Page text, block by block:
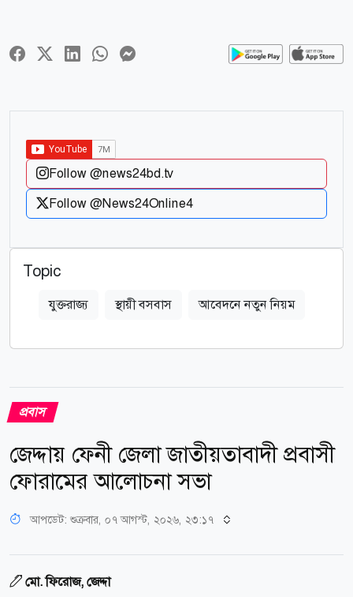
Follow @news24bd.tv
Follow @News24Online4
Topic
যুক্তরাজ্য স্থায়ী বসবাস আবেদনে নতুন নিয়ম
প্রবাস
জেদ্দায় ফেনী জেলা জাতীয়তাবাদী প্রবাসী
ফোরামের আলোচনা সভা
আপডেট: শুক্রবার, ০৭ আগস্ট, ২০২৬, ২৩:১৭
মো. ফিরোজ, জেদ্দা